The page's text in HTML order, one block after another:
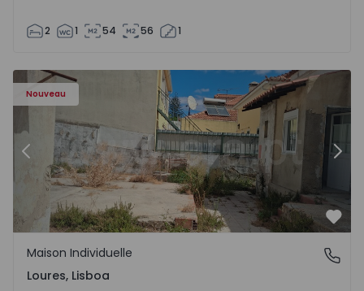
2 1 54 56 1
Nouveau
Maison Individuelle T3 Loures - 1574853 - 19
Précédent
Loures, Lisboa
Maison Individuelle
Loures, Lisboa